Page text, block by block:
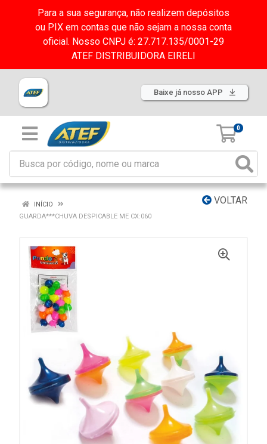
Para a sua segurança, não realizem depósitos
ou PIX em contas que não sejam a nossa conta
oficial. Nosso CNPJ é: 27.717.135/0001-29
ATEF DISTRIBUIDORA EIRELI
Baixe já nosso APP
0
VOLTAR
INÍCIO
GUARDA***CHUVA DESPICABLE ME CX:060